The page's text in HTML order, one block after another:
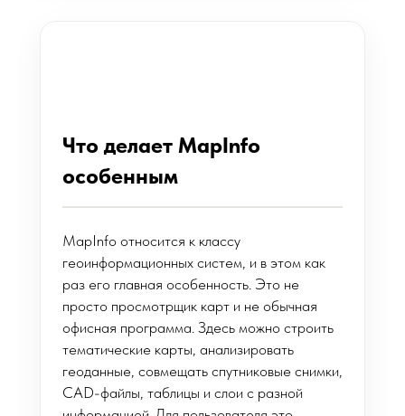
Что делает MapInfo
особенным
MapInfo относится к классу
геоинформационных систем, и в этом как
раз его главная особенность. Это не
просто просмотрщик карт и не обычная
офисная программа. Здесь можно строить
тематические карты, анализировать
геоданные, совмещать спутниковые снимки,
CAD-файлы, таблицы и слои с разной